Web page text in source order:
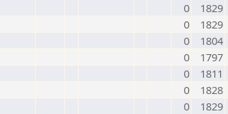
0
1829
0
1829
0
1804
0
1797
0
1811
0
1828
0
1829